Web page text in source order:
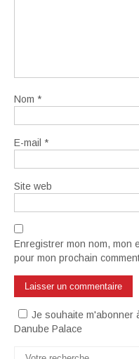
Nom *
E-mail *
Site web
Enregistrer mon nom, mon
pour mon prochain
Je souhaite m'abonner
Danube Palace